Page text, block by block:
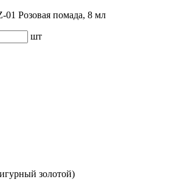
01 Розовая помада, 8 мл
шт
золотой)